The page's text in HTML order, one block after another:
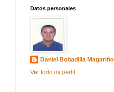
Datos personales
Daniel Bobadilla
Ver todo mi perfil